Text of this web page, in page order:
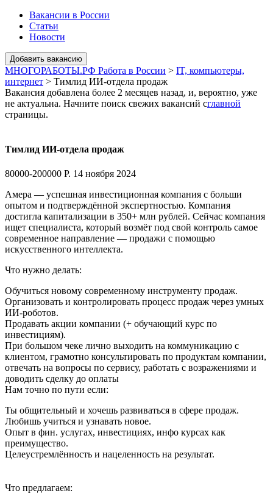
Вакансии в России
Статьи
Новости
МНОГОРАБОТЫ.РФ Работа в России > IT, компьютеры,
интернет > Тимлид ИИ-отдела продаж
Вакансия добавлена более 2 месяцев назад, и, вероятно, уже
не актуальна. Начните поиск свежих вакансий сглавной
страницы.
Тимлид ИИ-отдела продаж
80000-200000 Р. 14 ноября 2024
Амера — успешная инвестиционная компания с больши
опытом и подтверждённой экспертностью. Компания
достигла капитализации в 350+ млн рублей. Сейчас компания
ищет специалиста, который возмёт под свой контроль самое
современное направление — продажи с помощью
искусственного интеллекта.
Что нужно делать:
Обучиться новому современному инструменту продаж.
Организовать и контролировать процесс продаж через умных
ИИ-роботов.
Продавать акции компании (+ обучающий курс по
инвестициям).
При большом чеке лично выходить на коммуникацию с
клиентом, грамотно консультировать по продуктам компании,
отвечать на вопросы по сервису, работать с возражениями и
доводить сделку до оплаты
Нам точно по пути если:
Ты общительный и хочешь развиваться в сфере продаж.
Любишь учиться и узнавать новое.
Опыт в фин. услугах, инвестициях, инфо курсах как
преимущество.
Целеустремлённость и нацеленность на результат.
Что предлагаем: